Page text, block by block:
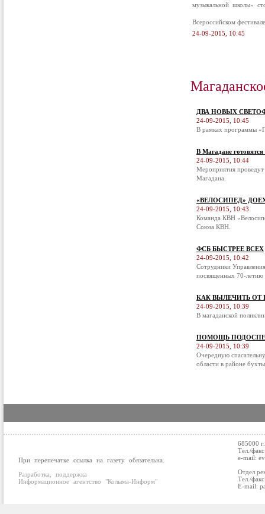
музыкальной школы»
Всероссийском
24-09-2015, 10:45
ДВА НОВЫХ
24-09-2015, 10:45
В рамках программы
В Магадане
24-09-2015, 10:44
Мероприятия
Магадана.
«ВЕЛОСИПЕД»
24-09-2015, 10:43
Команда КВН
Союза КВН.
ФСБ БЫСТРЕЕ ВСЕХ
24-09-2015, 10:42
Сотрудники
посвященных 70-летию
КАК ВЫЛЕЧИТЬ ОТ
24-09-2015, 10:39
В магаданской
ПОМОЩЬ
24-09-2015, 10:39
Очередную
области в районе
При перепечатке ссылка на газету обязательна.
Разработка, поддержка
Информационное агентство "Колыма-Информ"
685000
Тел./
e-mail:
Отдел
Тел./
E-mail: